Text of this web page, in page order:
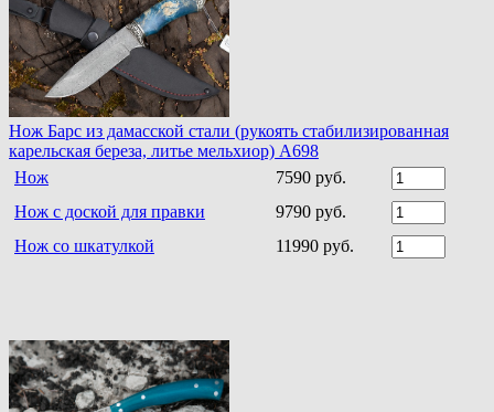
Нож Барс из дамасской стали (рукоять стабилизированная
карельская береза, литье мельхиор) A698
Нож
7590 руб.
Нож с доской для правки
9790 руб.
Нож со шкатулкой
11990 руб.